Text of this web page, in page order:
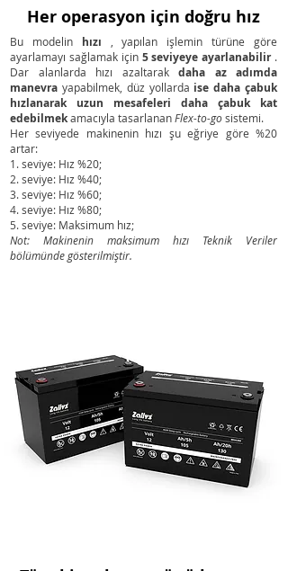
Bu modelin hızı , yapılan işlemin türüne göre
ayarlamayı sağlamak için 5 seviyeye ayarlanabilir.
Dar alanlarda hızı azaltarak daha az adımda
manevra yapabilmek, düz yollarda ise daha çabuk
hızlanarak uzun mesafeleri daha çabuk kat
edebilmekamacıyla tasarlananFlex-to-gosistemi.
Her seviyede makinenin hızı şu eğriye göre %20
artar:
1. seviye: Hız %20;
2. seviye: Hız %40;
3. seviye: Hız %60;
4. seviye: Hız %80;
5. seviye: Maksimum hız;
Not: Makinenin maksimum hızı Teknik Veriler
bölümünde gösterilmiştir.
Her operasyon için doğru hız